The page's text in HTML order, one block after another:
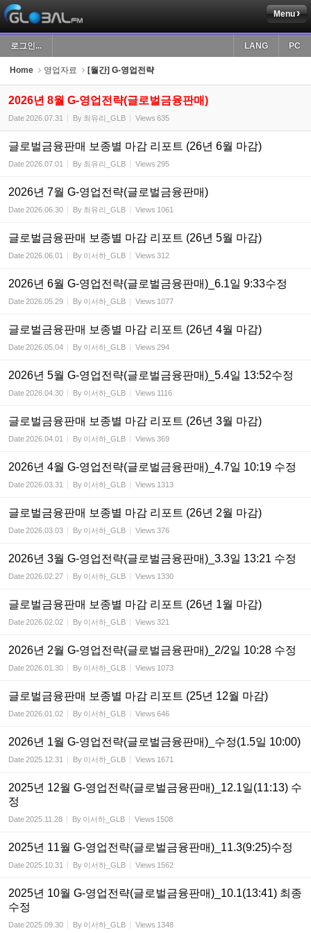
Menu
로그인... PC
LANG
Home 영업자료 [월간] G-영업전략
2026년 8월 G-영업전략(글로벌금융판매)
Date2026.07.31 By 최유리_GLB Views 635
글로벌금융판매 보종별 마감 리포트 (26년 6월 마감)
Date2026.07.01 By 최유리_GLB Views 295
2026년 7월 G-영업전략(글로벌금융판매)
Date2026.06.30 By 최유리_GLB Views 1061
글로벌금융판매 보종별 마감 리포트 (26년 5월 마감)
Date2026.06.01 By 이서하_GLB Views 312
2026년 6월 G-영업전략(글로벌금융판매)_6.1일 9:33수정
Date2026.05.29 By 이서하_GLB Views 1077
글로벌금융판매 보종별 마감 리포트 (26년 4월 마감)
Date2026.05.04 By 이서하_GLB Views 294
2026년 5월 G-영업전략(글로벌금융판매)_5.4일 13:52수정
Date2026.04.30 By 이서하_GLB Views 1116
글로벌금융판매 보종별 마감 리포트 (26년 3월 마감)
Date2026.04.01 By 이서하_GLB Views 369
2026년 4월 G-영업전략(글로벌금융판매)_4.7일 10:19 수정
Date2026.03.31 By 이서하_GLB Views 1313
글로벌금융판매 보종별 마감 리포트 (26년 2월 마감)
Date2026.03.03 By 이서하_GLB Views 376
2026년 3월 G-영업전략(글로벌금융판매)_3.3일 13:21 수정
Date2026.02.27 By 이서하_GLB Views 1330
글로벌금융판매 보종별 마감 리포트 (26년 1월 마감)
Date2026.02.02 By 이서하_GLB Views 321
2026년 2월 G-영업전략(글로벌금융판매)_2/2일 10:28 수정
Date2026.01.30 By 이서하_GLB Views 1073
글로벌금융판매 보종별 마감 리포트 (25년 12월 마감)
Date2026.01.02 By 이서하_GLB Views 646
2026년 1월 G-영업전략(글로벌금융판매)_수정(1.5일 10:00)
Date2025.12.31 By 이서하_GLB Views 1671
2025년 12월 G-영업전략(글로벌금융판매)_12.1일(11:13) 수
정
Date2025.11.28 By 이서하_GLB Views 1508
2025년 11월 G-영업전략(글로벌금융판매)_11.3(9:25)수정
Date2025.10.31 By 이서하_GLB Views 1562
2025년 10월 G-영업전략(글로벌금융판매)_10.1(13:41) 최종
수정
Date2025.09.30 By 이서하_GLB Views 1348
Sketchbook5, 스케치북5
Sketchbook5, 스케치북5